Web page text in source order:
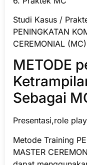
Studi Kasus /
PENINGKATAN
CEREMONIAL
METODE
Sebagai
Presentasi,role
Metode Training
MASTER